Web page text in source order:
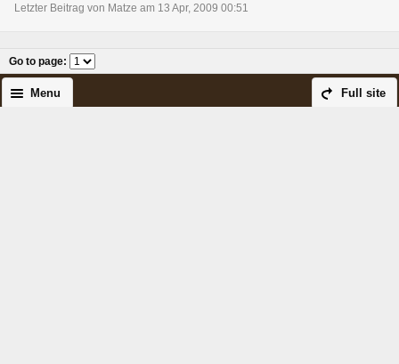
Letzter Beitrag von Matze am 13 Apr, 2009 00:51
Go to page:
Full site
Menu